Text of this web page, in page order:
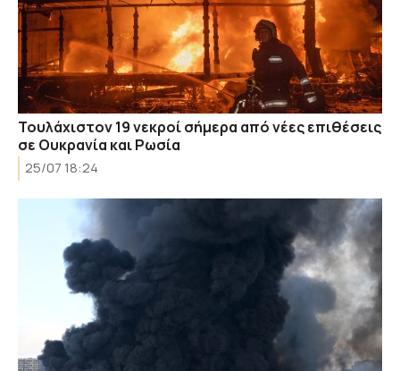
Τουλάχιστον 19 νεκροί σήμερα από νέες επιθέσεις
σε Ουκρανία και Ρωσία
25/07 18:24